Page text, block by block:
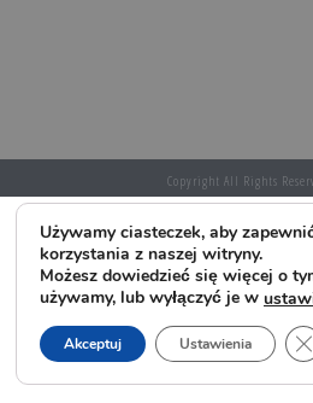
Copyright All Rights
Używamy ciasteczek, aby
korzystania z naszej witryny.
Możesz dowiedzieć się więcej o
używamy, lub wyłączyć je w
Akceptuj Ustawienia